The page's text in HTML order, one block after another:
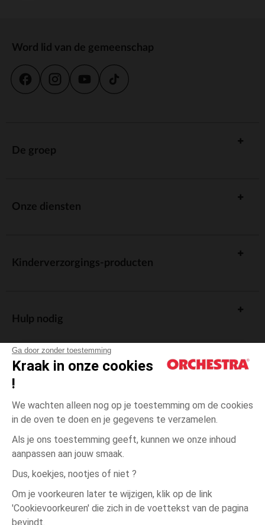
Ga door zonder toestemming
Kraak in onze cookies
!
We wachten alleen nog op je toestemming om de cookies
in de oven te doen en je gegevens te verzamelen.
Als je ons toestemming geeft, kunnen we onze inhoud
aanpassen aan jouw smaak.
Dus, koekjes, nootjes of niet ?
Om je voorkeuren later te wijzigen, klik op de link
'Cookievoorkeuren' die zich in de voettekst van de pagina
bevindt.
Meerkleurig Meerkleurig
één
Word lid van de gemeenschap
De groep
Onze diensten
Kinderverzorgings-producten
Hulp nodig
Algemene verkoopsvoorwaarden
Wettelijke bepalingen
Persoonsgegevens